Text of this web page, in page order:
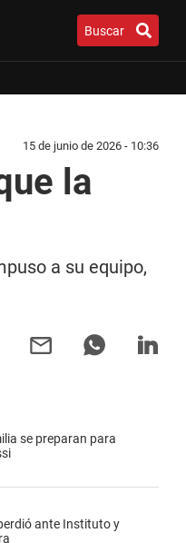
Buscar
15 de junio de 2026 - 10:36
la
a su equipo,
se preparan para
ante Instituto y